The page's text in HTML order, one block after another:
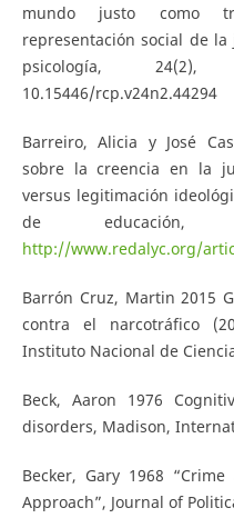
mundo justo como
representación social de
psicología,
10.15446/rcp.v24n2.44294
Barreiro, Alicia y José
sobre la creencia en la
versus legitimación
de
http://www.redalyc.org/
Barrón Cruz, Martin 2015
contra el narcotráfico
Instituto Nacional de
Beck, Aaron 1976
disorders, Madison,
Becker, Gary 1968
Approach”, Journal of